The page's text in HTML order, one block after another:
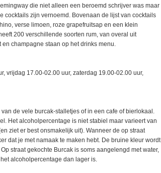
die niet alleen een beroemd schrijver was maar
cocktails zijn vernoemd. Bovenaan de lijst van cocktails
verse limoen, roze grapefruitsap en een klein
200 verschillende soorten rum, van overal uit
champagne staan op het drinks menu.
vrijdag 17.00-02.00 uur, zaterdag 19.00-02.00 uur,
de vele burcak-stalletjes of in een cafe of bierlokaal.
Het alcoholpercentage is niet stabiel maar varieert van
ziet er best onsmakelijk uit). Wanneer de op straat
dat je met namaak te maken hebt. De bruine kleur wordt
straat gekochte Burcak is soms aangelengd met water,
alcoholpercentage dan lager is.